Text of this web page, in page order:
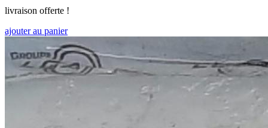
livraison offerte !
ajouter au panier